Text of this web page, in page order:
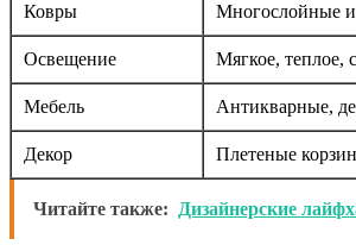
Ковры Многослойные и
Освещение Мягкое, теплое,
Мебель Антикварные,
Декор Плетеные
Читайте также: Дизайнерские